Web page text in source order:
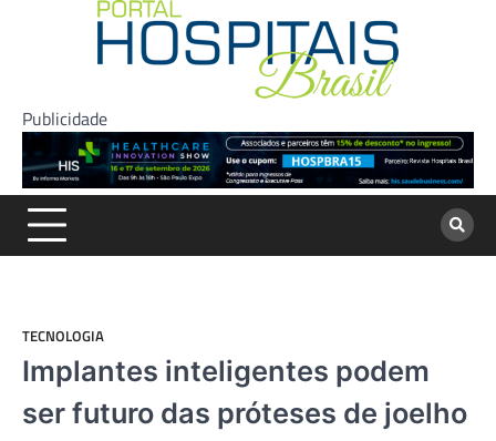
Publicidade
TECNOLOGIA
Implantes inteligentes podem
ser futuro das próteses de joelho